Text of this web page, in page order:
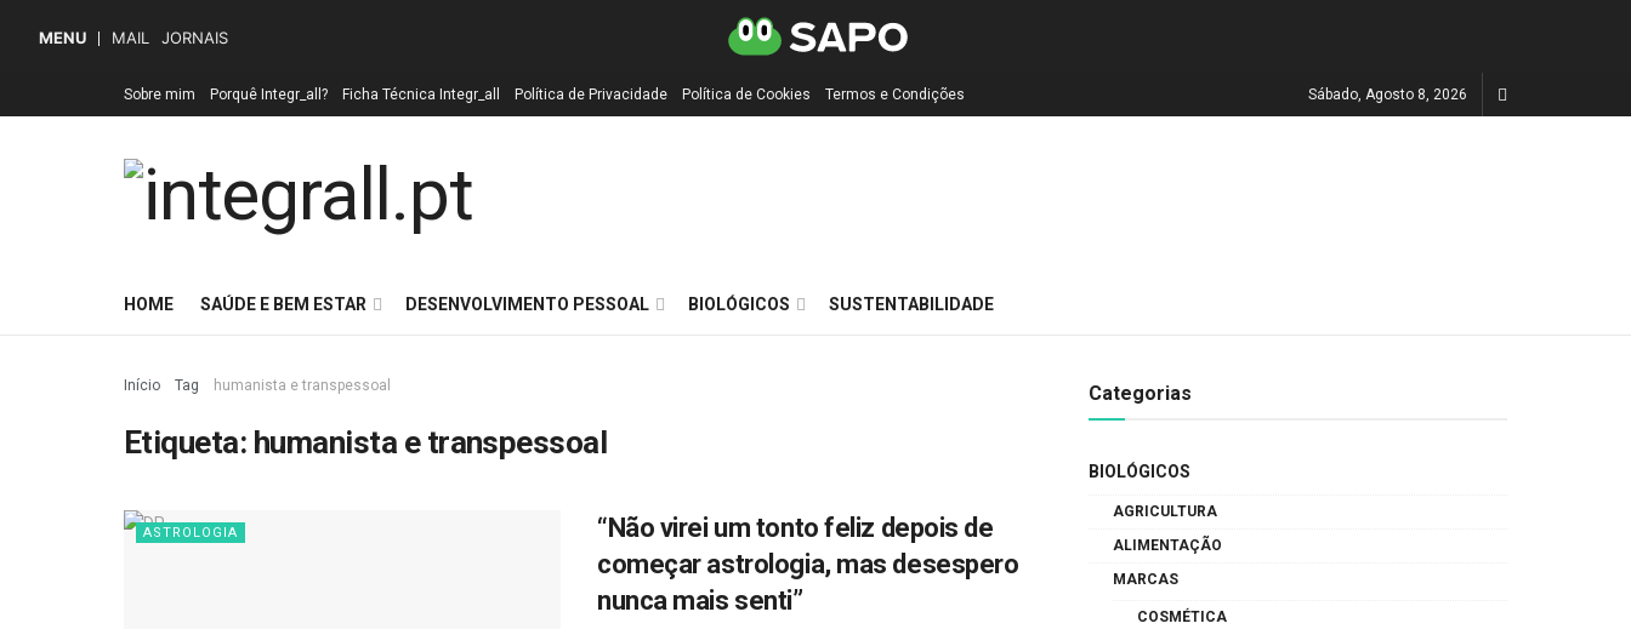
MENU MAIL JORNAIS
Sobre mim Porquê Integr_all? Ficha Técnica Integr_all Política de Privacidade Política de Cookies Termos e Condições Sábado, Agosto 8, 2026
HOME SAÚDE E BEM ESTAR DESENVOLVIMENTO PESSOAL BIOLÓGICOS SUSTENTABILIDADE
Início Tag humanista e transpessoal
Etiqueta: humanista e transpessoal
ASTROLOGIA
“Não virei um tonto feliz depois de
começar astrologia, mas desespero
nunca mais senti”
Categorias
BIOLÓGICOS
AGRICULTURA
ALIMENTAÇÃO
MARCAS
COSMÉTICA